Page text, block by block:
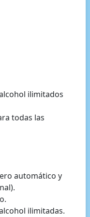
ilimitados
todas las
automático y
ilimitadas.